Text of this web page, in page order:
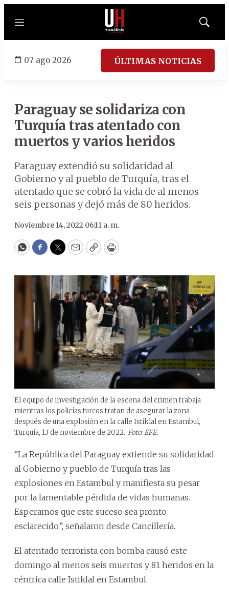
Menú
Mostrar
07 ago 2026 ÚLTIMAS NOTICIAS
Paraguay se solidariza con
Turquía tras atentado con
muertos y varios heridos
Paraguay extendió su solidaridad al
Gobierno y al pueblo de Turquía, tras el
atentado que se cobró la vida de al menos
seis personas y dejó más de 80 heridos.
Noviembre 14, 2022 06:11 a. m.
WhatsApp
Facebook
Twitter
EmailCopyPrint
El equipo de investigación de la escena del crimen trabaja
mientras los policías turcos tratan de asegurar la zona
después de una explosión en la calle Istiklal en Estambul,
Turquía, 13 de noviembre de 2022. Foto: EFE.
“La República del Paraguay extiende su solidaridad
al Gobierno y pueblo de Turquía tras las
explosiones en Estambul y manifiesta su pesar
por la lamentable pérdida de vidas humanas.
Esperamos que este suceso sea pronto
esclarecido”, señalaron desde Cancillería.
El atentado terrorista con bomba causó este
domingo al menos seis muertos y 81 heridos en la
céntrica calle Istiklal en Estambul.